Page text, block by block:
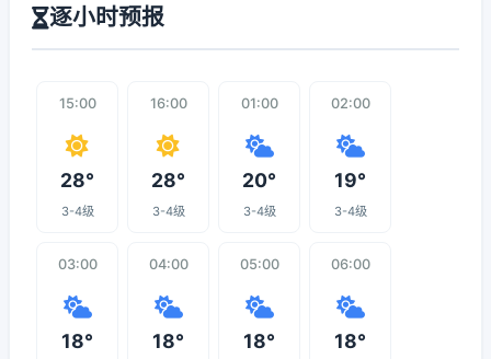
逐小时预报
15:00
28°
3-4级
16:00
28°
3-4级
01:00
20°
3-4级
02:00
19°
3-4级
03:00
18°
04:00
18°
05:00
18°
06:00
18°